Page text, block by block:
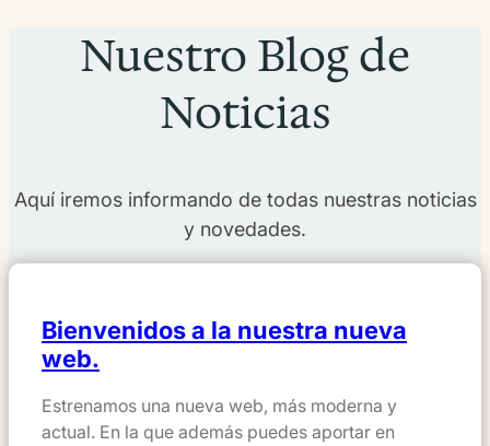
Nuestro Blog de
Noticias
Aquí iremos informando de todas nuestras noticias
y novedades.
Bienvenidos a la nuestra nueva
web.
Estrenamos una nueva web, más moderna y
actual. En la que además puedes aportar en